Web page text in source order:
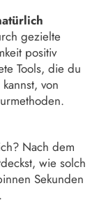
gezielte
positiv
Tools, die du
von
Nach dem
wie solch
Sekunden